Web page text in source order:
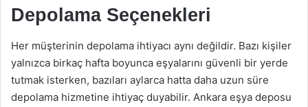
Depolama Seçenekleri
Her müşterinin depolama ihtiyacı aynı değildir. Bazı kişiler
yalnızca birkaç hafta boyunca eşyalarını güvenli bir yerde
tutmak isterken, bazıları aylarca hatta daha uzun süre
depolama hizmetine ihtiyaç duyabilir. Ankara eşya deposu